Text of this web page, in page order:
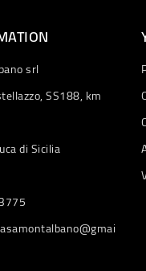
srl
SS188, km
di Sicilia